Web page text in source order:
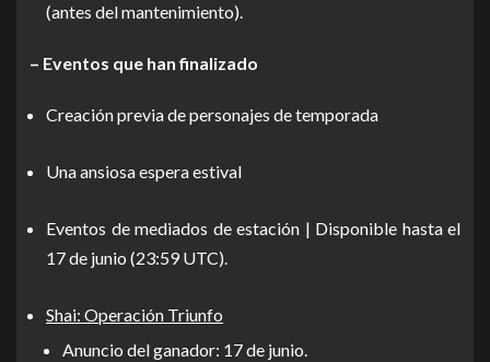
(antes del mantenimiento).
– Eventos que han finalizado
Creación previa de personajes de temporada
Una ansiosa espera estival
Eventos de mediados de estación | Disponible hasta el
17 de junio (23:59 UTC).
Shai: Operación Triunfo
Anuncio del ganador: 17 de junio.